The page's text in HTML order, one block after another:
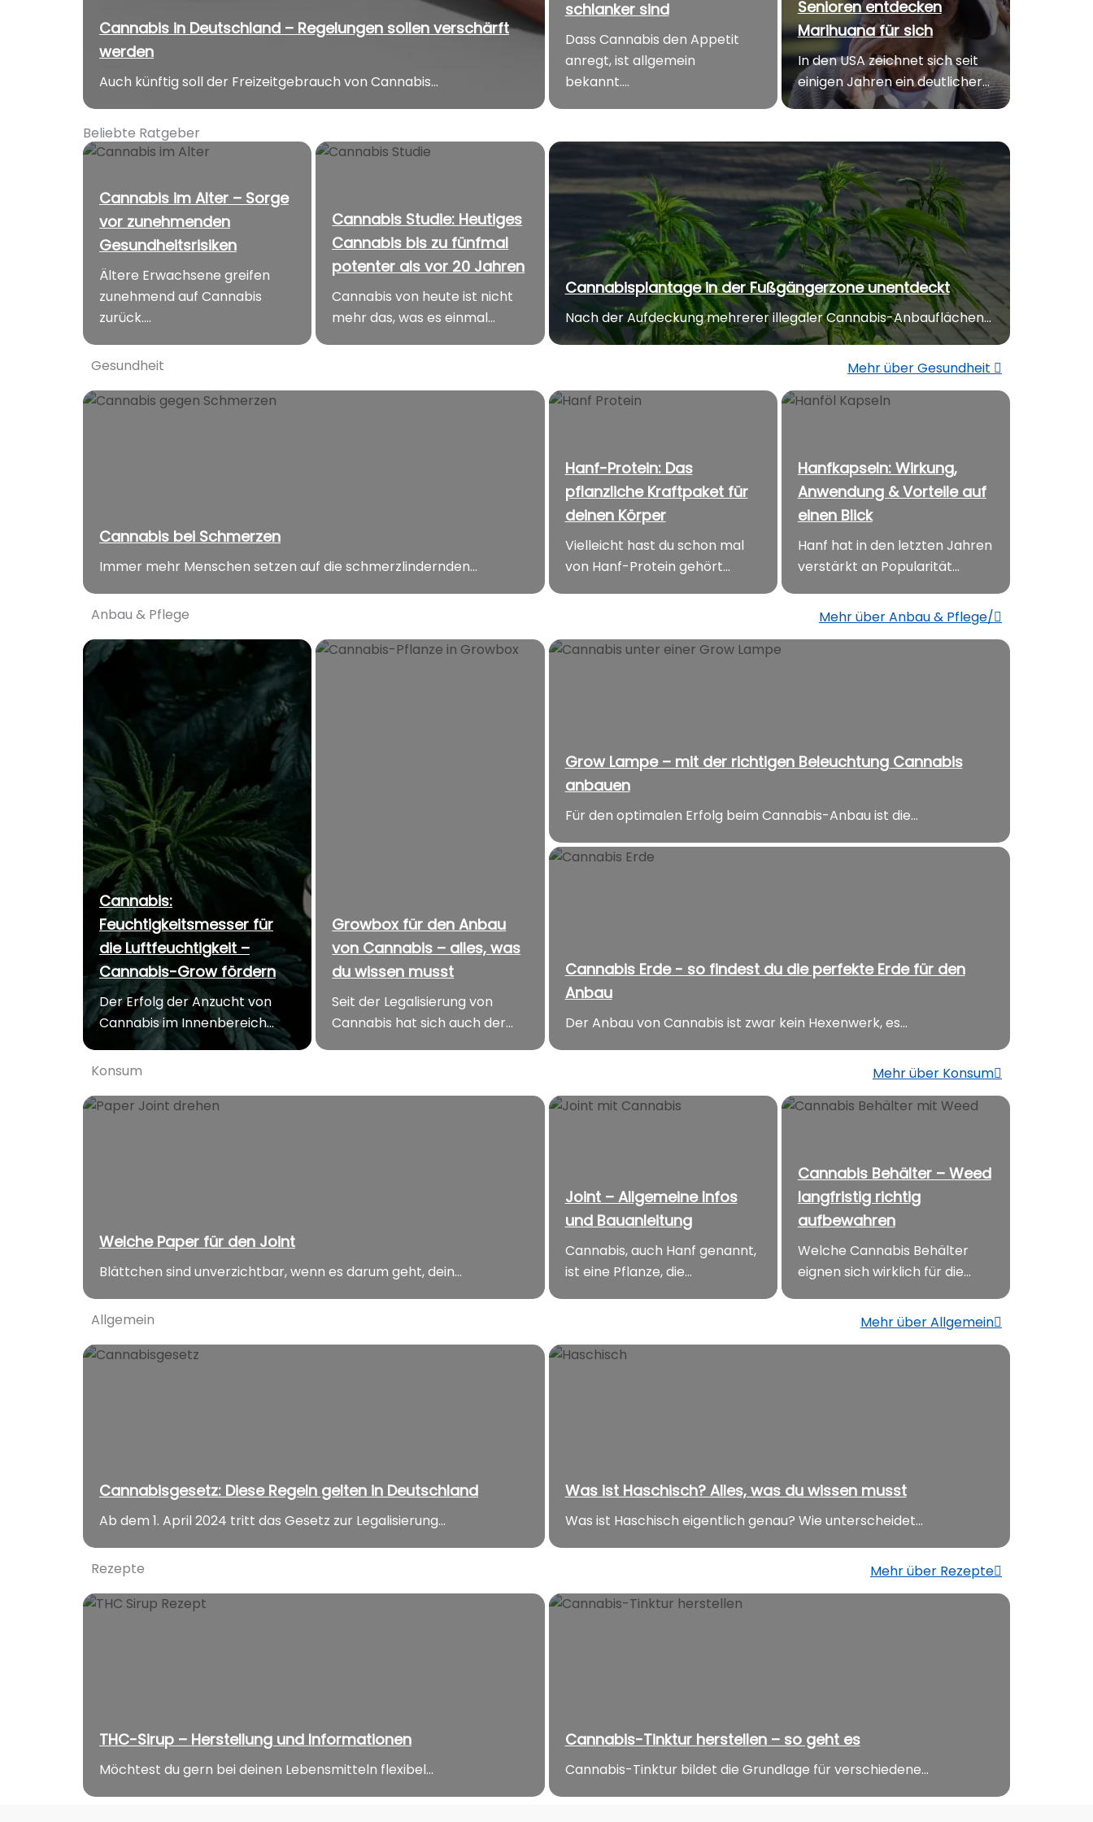
Cannabis in Deutschland – Regelungen sollen verschärft
werden
Auch künftig soll der Freizeitgebrauch von Cannabis...
schlanker sind
Dass Cannabis den Appetit
anregt, ist allgemein
bekannt....
Senioren entdecken
Marihuana für sich
In den USA zeichnet sich seit
einigen Jahren ein deutlicher...
Beliebte Ratgeber
Cannabis im Alter – Sorge
vor zunehmenden
Gesundheitsrisiken
Ältere Erwachsene greifen
zunehmend auf Cannabis
zurück....
Cannabis Studie: Heutiges
Cannabis bis zu fünfmal
potenter als vor 20 Jahren
Cannabis von heute ist nicht
mehr das, was es einmal...
Cannabisplantage in der Fußgängerzone unentdeckt
Nach der Aufdeckung mehrerer illegaler Cannabis-Anbauflächen...
Gesundheit Mehr über Gesundheit
Cannabis bei Schmerzen
Immer mehr Menschen setzen auf die schmerzlindernden...
Hanf-Protein: Das
pflanzliche Kraftpaket für
deinen Körper
Vielleicht hast du schon mal
von Hanf-Protein gehört...
Hanfkapseln: Wirkung,
Anwendung & Vorteile auf
einen Blick
Hanf hat in den letzten Jahren
verstärkt an Popularität...
Anbau & Pflege Mehr über Anbau & Pflege/
Cannabis:
Feuchtigkeitsmesser für
die Luftfeuchtigkeit –
Cannabis-Grow fördern
Der Erfolg der Anzucht von
Cannabis im Innenbereich...
Growbox für den Anbau
von Cannabis – alles, was
du wissen musst
Seit der Legalisierung von
Cannabis hat sich auch der...
Grow Lampe – mit der richtigen Beleuchtung Cannabis
anbauen
Für den optimalen Erfolg beim Cannabis-Anbau ist die...
Cannabis Erde - so findest du die perfekte Erde für den
Anbau
Der Anbau von Cannabis ist zwar kein Hexenwerk, es...
Konsum Mehr über Konsum
Welche Paper für den Joint
Blättchen sind unverzichtbar, wenn es darum geht, dein...
Joint – Allgemeine Infos
und Bauanleitung
Cannabis, auch Hanf genannt,
ist eine Pflanze, die...
Cannabis Behälter – Weed
langfristig richtig
aufbewahren
Welche Cannabis Behälter
eignen sich wirklich für die...
Allgemein Mehr über Allgemein
Cannabisgesetz: Diese Regeln gelten in Deutschland
Ab dem 1. April 2024 tritt das Gesetz zur Legalisierung...
Was ist Haschisch? Alles, was du wissen musst
Was ist Haschisch eigentlich genau? Wie unterscheidet...
Rezepte Mehr über Rezepte
THC-Sirup – Herstellung und Informationen
Möchtest du gern bei deinen Lebensmitteln flexibel...
Cannabis-Tinktur herstellen – so geht es
Cannabis-Tinktur bildet die Grundlage für verschiedene...